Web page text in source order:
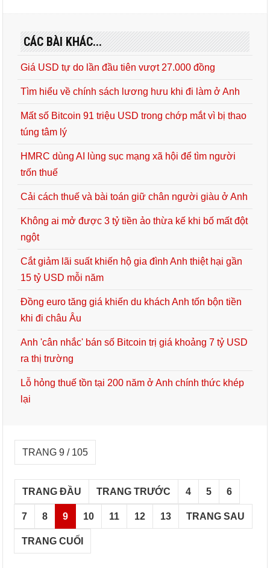
CÁC BÀI KHÁC...
Giá USD tự do lần đầu tiên vượt 27.000 đồng
Tìm hiểu về chính sách lương hưu khi đi làm ở Anh
Mất số Bitcoin 91 triệu USD trong chớp mắt vì bị thao
túng tâm lý
HMRC dùng AI lùng sục mạng xã hội để tìm người
trốn thuế
Cải cách thuế và bài toán giữ chân người giàu ở Anh
Không ai mở được 3 tỷ tiền ảo thừa kế khi bố mất đột
ngột
Cắt giảm lãi suất khiến hộ gia đình Anh thiệt hại gần
15 tỷ USD mỗi năm
Đồng euro tăng giá khiến du khách Anh tốn bộn tiền
khi đi châu Âu
Anh 'cân nhắc' bán số Bitcoin trị giá khoảng 7 tỷ USD
ra thị trường
Lỗ hỏng thuế tồn tại 200 năm ở Anh chính thức khép
lại
TRANG 9 / 105
TRANG ĐẦU TRANG TRƯỚC 4 5 6
7 8 9 10 11 12 13 TRANG SAU
TRANG CUỐI